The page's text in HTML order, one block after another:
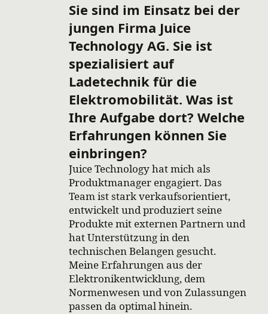
Sie sind im Einsatz bei der
jungen Firma Juice
Technology AG. Sie ist
spezialisiert auf
Ladetechnik für die
Elektromobilität. Was ist
Ihre Aufgabe dort? Welche
Erfahrungen können Sie
einbringen?
Juice Technology hat mich als
Produktmanager engagiert. Das
Team ist stark verkaufsorientiert,
entwickelt und produziert seine
Produkte mit externen Partnern und
hat Unterstützung in den
technischen Belangen gesucht.
Meine Erfahrungen aus der
Elektronikentwicklung, dem
Normenwesen und von Zulassungen
passen da optimal hinein.